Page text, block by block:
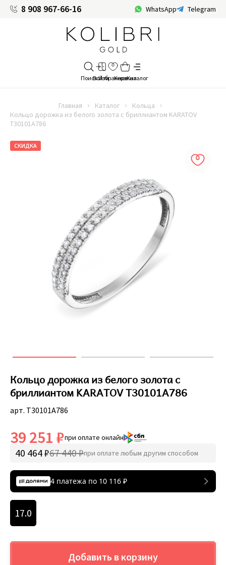
8 908 967-66-16 WhatsApp Telegram
Главная Каталог
Кольца
Кольцо дорожка из белого золота с бриллиантом KARATOV
Т30101А786
СКИДКА
Кольцо дорожка из белого золота с
бриллиантом KARATOV Т30101А786
арт. Т30101А786
39 251 ₽при оплате онлайн
40 464 ₽67 440 ₽при оплате любым другим способом
4 платежа по 10 116 ₽
17.0
Добавить в корзину